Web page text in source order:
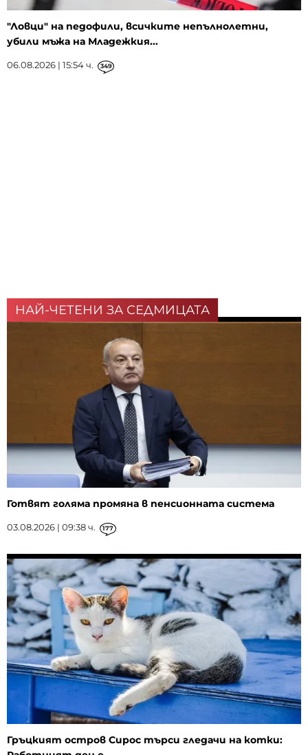
"Ловци" на педофили, всичките непълнолетни,
убили мъжа на Младежкия...
06.08.2026 | 15:54 ч. 349
НАЙ-ЧЕТЕНИ ЗА СЕДМИЦАТА
Готвят голяма промяна в пенсионната система
03.08.2026 | 09:38 ч. 177
Гръцкият остров Сирос търси гледачи на котки: